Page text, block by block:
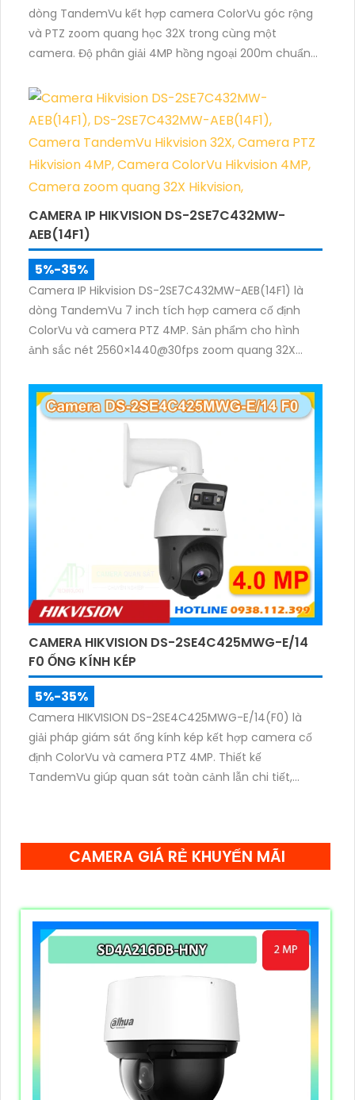
dòng TandemVu kết hợp camera ColorVu góc rộng
và PTZ zoom quang học 32X trong cùng một
camera. Độ phân giải 4MP hồng ngoại 200m chuẩn
giúp giám sát khu vực rộng với hình ảnh rõ nét cả
ngày và đêm.
CAMERA IP HIKVISION DS-2SE7C432MW-
AEB(14F1)
5%-35%
Camera IP Hikvision DS-2SE7C432MW-AEB(14F1) là
dòng TandemVu 7 inch tích hợp camera cố định
ColorVu và camera PTZ 4MP. Sản phẩm cho hình
ảnh sắc nét 2560×1440@30fps zoom quang 32X
giám sát khu vực rộng cả ngày lẫn đêm.
CAMERA HIKVISION DS-2SE4C425MWG-E/14
F0 ỐNG KÍNH KÉP
5%-35%
Camera HIKVISION DS-2SE4C425MWG-E/14(F0) là
giải pháp giám sát ống kính kép kết hợp camera cố
định ColorVu và camera PTZ 4MP. Thiết kế
TandemVu giúp quan sát toàn cảnh lẫn chi tiết,
CAMERA GIÁ RẺ KHUYẾN MÃI